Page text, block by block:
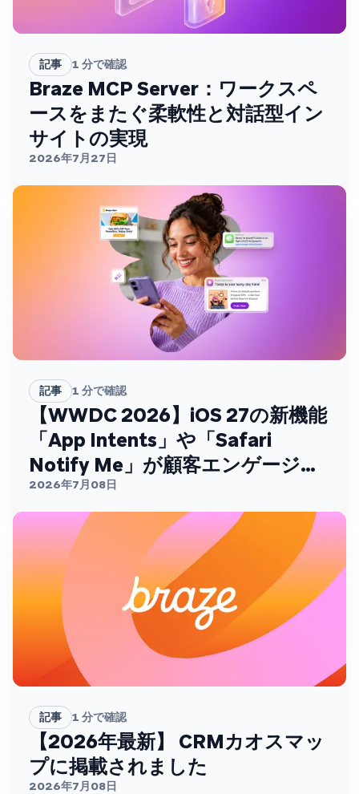
記事 1 分で確認
Braze MCP Server：ワークスペ
ースをまたぐ柔軟性と対話型イン
サイトの実現
2026年7月27日
記事 1 分で確認
【WWDC 2026】iOS 27の新機能
「App Intents」や「Safari
Notify Me」が顧客エンゲージメ
ントを変える
2026年7月08日
記事 1 分で確認
【2026年最新】 CRMカオスマッ
プに掲載されました
2026年7月08日